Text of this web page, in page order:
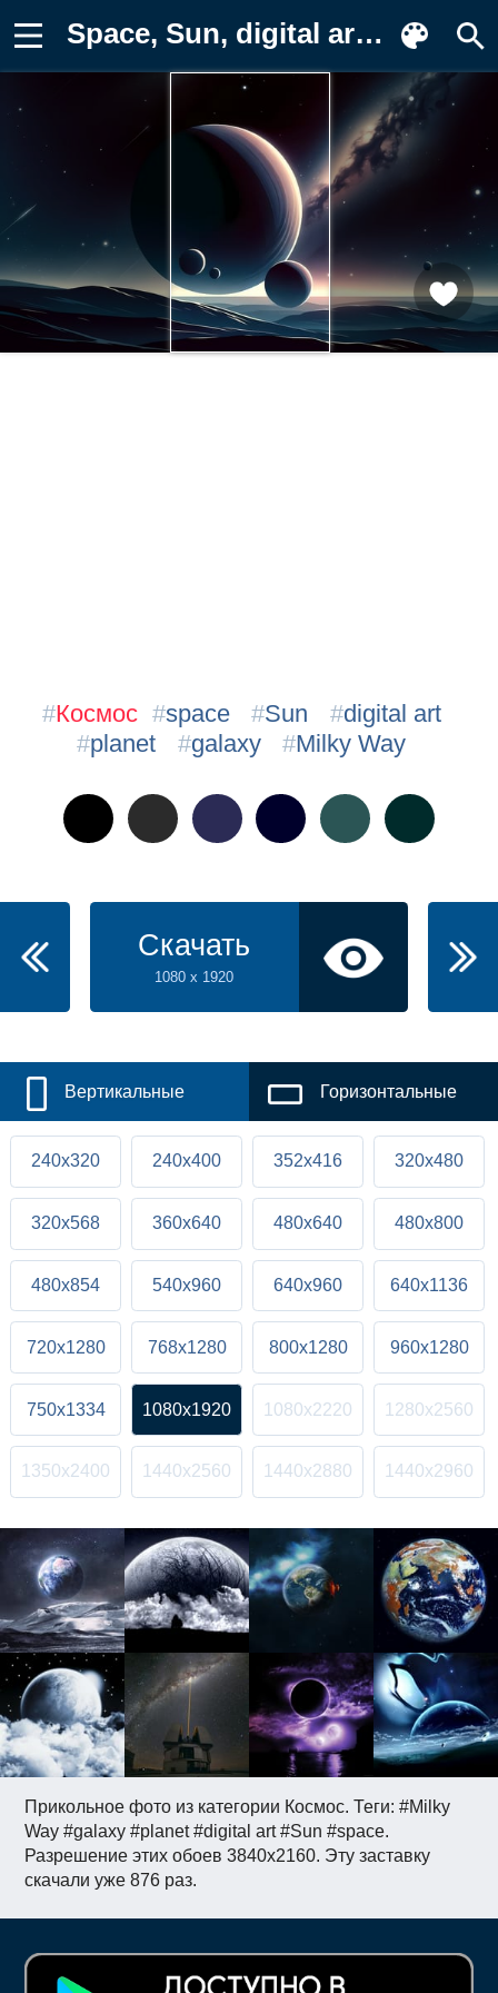
Space, Sun, digital art, planet Обои
Прикольное фото из категории Космос. Теги: #Milky
Way #galaxy #planet #digital art #Sun #space.
Разрешение этих обоев 3840x2160. Эту заставку
скачали уже 876 раз.
#Космос #space #Sun #digital art
#planet #galaxy #Milky Way
Скачать
1080 x 1920
Вертикальные Горизонтальные
240x320 240x400 352x416 320x480
320x568 360x640 480x640 480x800
480x854 540x960 640x960 640x1136
720x1280 768x1280 800x1280 960x1280
750x1334 1080x1920 1080x2220 1280x2560
1350x2400 1440x2560 1440x2880 1440x2960